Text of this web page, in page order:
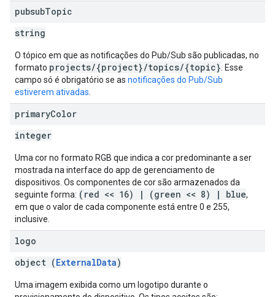
pubsubTopic
string
O tópico em que as notificações do Pub/Sub são publicadas, no
formato projects/{project}/topics/{topic} . Esse
campo só é obrigatório se as notificações do Pub/Sub
estiverem ativadas
primaryColor
integer
Uma cor no formato RGB que indica a cor predominante a ser
mostrada na interface do app de gerenciamento de
dispositivos. Os componentes de cor são armazenados da
seguinte forma: (red << 16) | (green << 8) | blue,
em que o valor de cada componente está entre 0 e 255,
inclusive.
logo
object (ExternalData)
Uma imagem exibida como um logotipo durante o